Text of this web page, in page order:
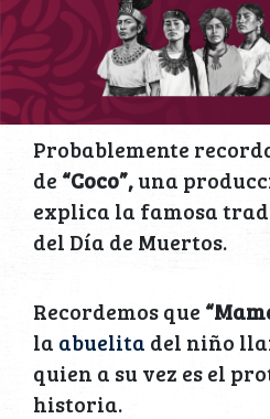
Probablemente
de “Coco”,una
explica la famosa
del Día de Muertos.
Recordemos que
la abuelita del niño
quien a su vez es el
historia.